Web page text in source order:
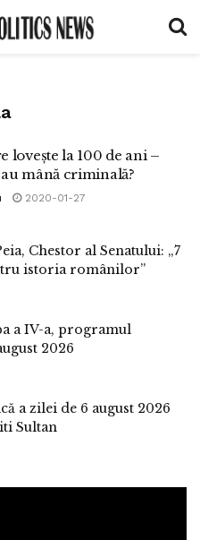
lovește la 100 de ani –
mână criminală?
2020-01-27
Chestor al Senatului: „7
istoria românilor”
a IV-a, programul
2026
a zilei de 6 august 2026
Sultan